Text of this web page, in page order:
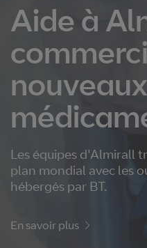
Aide à
nouveaux
Les équipes d'Almirall
plan mondial avec les
hébergés par BT.
En savoir plus